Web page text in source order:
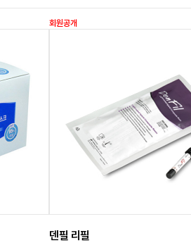
회원공개
덴필 리필